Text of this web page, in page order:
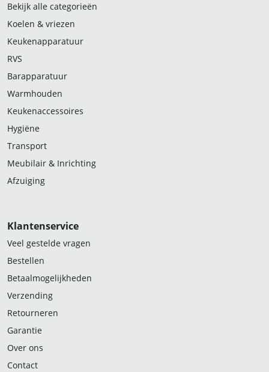
Bekijk alle categorieën
Koelen & vriezen
Keukenapparatuur
RVS
Barapparatuur
Warmhouden
Keukenaccessoires
Hygiëne
Transport
Meubilair & Inrichting
Afzuiging
Klantenservice
Veel gestelde vragen
Bestellen
Betaalmogelijkheden
Verzending
Retourneren
Garantie
Over ons
Contact